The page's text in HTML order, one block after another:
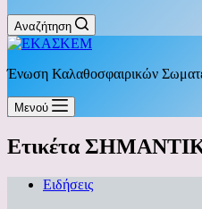
Αναζήτηση
Ένωση Καλαθοσφαιρικών
Μενού
Ετικέτα
Ειδήσεις